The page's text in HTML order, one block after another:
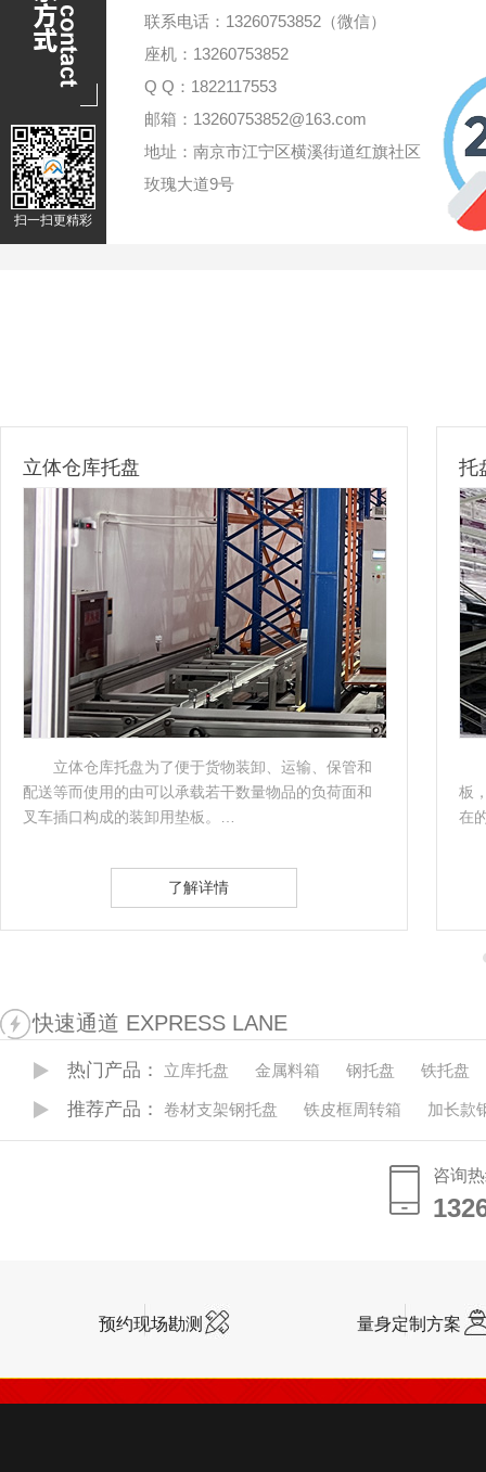
扫一扫更精彩
联系电话：13260753852（微信）
座机：13260753852
Q Q：1822117553
邮箱：13260753852@163.com
地址：南京市江宁区横溪街道红旗社区
玫瑰大道9号
托盘立体仓库
立体库托盘承载立体库托盘作为一种装卸用垫
板，可以承载若干数量物品。它是物流产业中无处不
在的一种物流器具，是静态货物转变为动…
了解详情
立
体
一
快速通道 EXPRESS LANE
热门产品： 立库托盘 金属料箱 钢托盘 铁托盘
推荐产品： 卷材支架钢托盘 铁皮框周转箱 加长款
咨询
预约现场勘测 量身定制方案